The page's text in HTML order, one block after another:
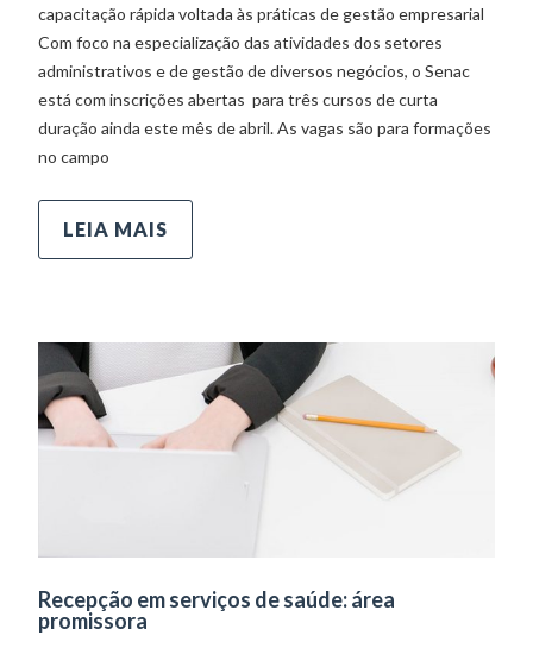
capacitação rápida voltada às práticas de gestão empresarial
Com foco na especialização das atividades dos setores
administrativos e de gestão de diversos negócios, o Senac
está com inscrições abertas para três cursos de curta
duração ainda este mês de abril. As vagas são para formações
no campo
LEIA MAIS
Recepção em serviços de saúde: área
promissora